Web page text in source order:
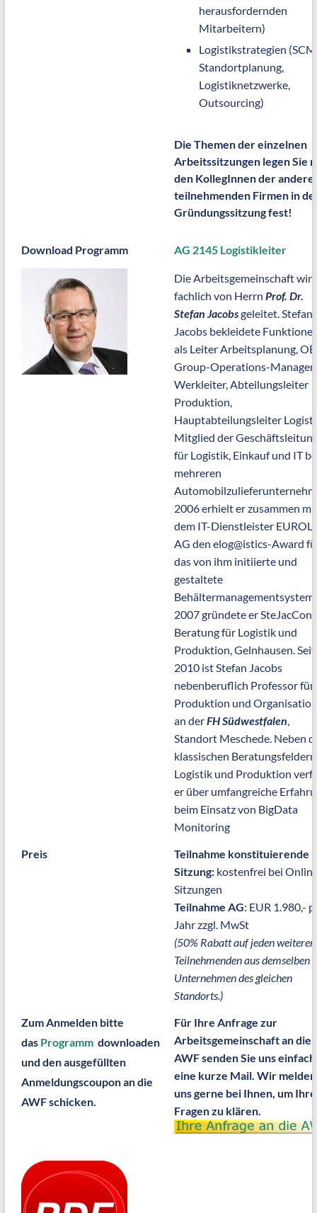
herausfordernden
Mitarbeitern)
Logistikstrategien
Standortplanung,
Logistiknetzwerke,
Outsourcing)
Die Themen der einzelnen
Arbeitssitzungen legen Sie
den KollegInnen der
teilnehmenden Firmen in
Gründungssitzung fest!
Download Programm AG 2145 Logistikleiter
Die Arbeitsgemeinschaft
fachlich von Herrn Prof. Dr.
Stefan Jacobsgeleitet. Stefan
Jacobs bekleidete
als Leiter Arbeitsplanung,
Group-Operations-Manager,
Werkleiter, Abteilungsleiter
Produktion,
Hauptabteilungsleiter
Mitglied der
für Logistik, Einkauf und IT
mehreren
2006 erhielt er zusammen
dem IT-Dienstleister
AG den elog@istics-Award
das von ihm initiierte und
gestaltete
Behältermanagementsystem.
2007 gründete er SteJacCon
Beratung für Logistik und
Produktion, Gelnhausen. Seit
2010 ist Stefan Jacobs
nebenberuflich Professor für
Produktion und Organisation
an derFH Südwestfalen,
Standort Meschede. Neben
klassischen
Logistik und Produktion
er über umfangreiche
beim Einsatz von BigData
Monitoring
Preis
Teilnahme konstituierende
Sitzung:kostenfrei bei
Sitzungen
Teilnahme AG: EUR 1.980,-
Jahr zzgl. MwSt
(50% Rabatt auf jeden weiteren
Teilnehmenden aus demselben
Unternehmen des gleichen
Standorts.)
Zum Anmelden bitte
das Programm downloaden
und den ausgefüllten
Anmeldungscoupon an die
AWF schicken.
Für Ihre Anfrage zur
Arbeitsgemeinschaft an die
AWF senden Sie uns einfach
eine kurze Mail. Wir melden
uns gerne bei Ihnen, um Ihre
Fragen zu klären.